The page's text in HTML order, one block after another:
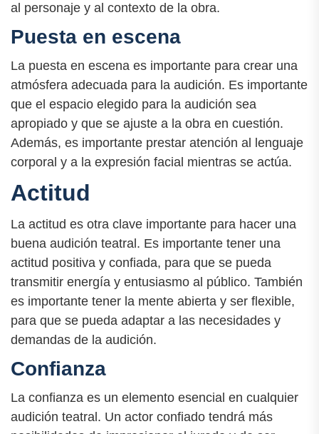
al personaje y al contexto de la obra.
Puesta en escena
La puesta en escena es importante para crear una
atmósfera adecuada para la audición. Es importante
que el espacio elegido para la audición sea
apropiado y que se ajuste a la obra en cuestión.
Además, es importante prestar atención al lenguaje
corporal y a la expresión facial mientras se actúa.
Actitud
La actitud es otra clave importante para hacer una
buena audición teatral. Es importante tener una
actitud positiva y confiada, para que se pueda
transmitir energía y entusiasmo al público. También
es importante tener la mente abierta y ser flexible,
para que se pueda adaptar a las necesidades y
demandas de la audición.
Confianza
La confianza es un elemento esencial en cualquier
audición teatral. Un actor confiado tendrá más